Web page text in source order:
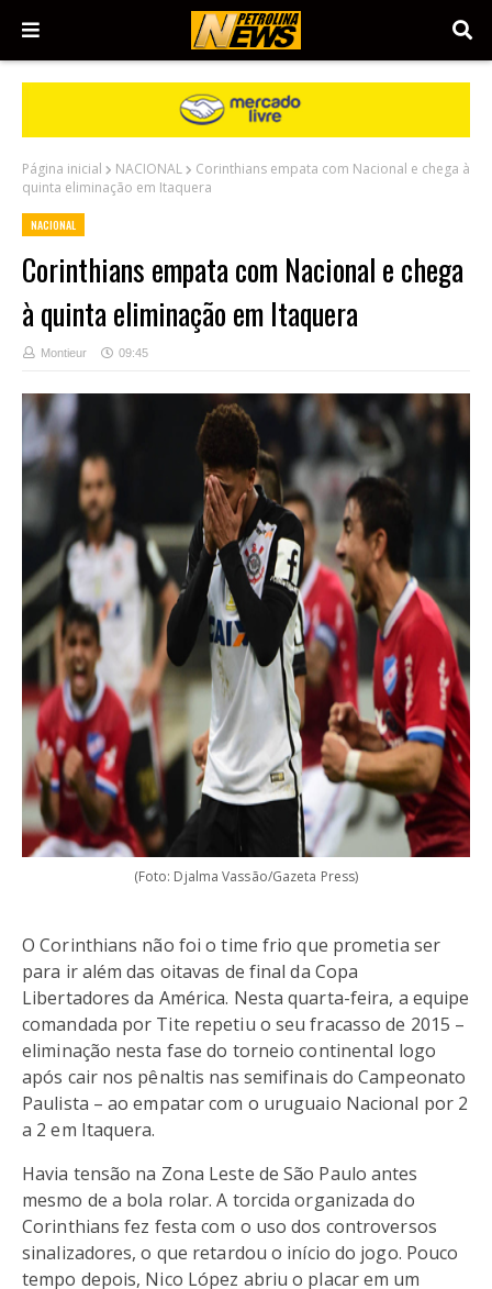
Página inicial NACIONAL
Corinthians empata com Nacional e chega à
quinta eliminação em Itaquera
NACIONAL
Corinthians empata com Nacional e chega
à quinta eliminação em Itaquera
Montieur 09:45
(Foto: Djalma Vassão/Gazeta Press)
O Corinthians não foi o time frio que prometia ser
para ir além das oitavas de final da Copa
Libertadores da América. Nesta quarta-feira, a equipe
comandada por Tite repetiu o seu fracasso de 2015 –
eliminação nesta fase do torneio continental logo
após cair nos pênaltis nas semifinais do Campeonato
Paulista – ao empatar com o uruguaio Nacional por 2
a 2 em Itaquera.
Havia tensão na Zona Leste de São Paulo antes
mesmo de a bola rolar. A torcida organizada do
Corinthians fez festa com o uso dos controversos
sinalizadores, o que retardou o início do jogo. Pouco
tempo depois, Nico López abriu o placar em um